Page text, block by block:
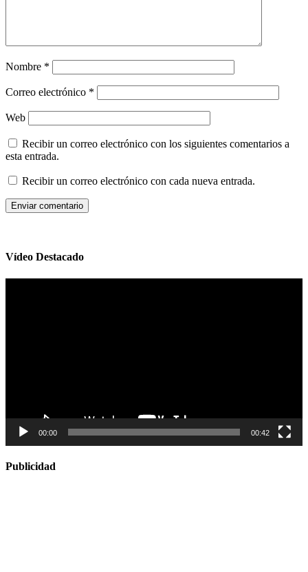
Nombre *
Correo electrónico *
Web
Recibir un correo electrónico con los siguientes comentarios a
esta entrada.
Recibir un correo electrónico con cada nueva entrada.
Vídeo Destacado
00:00 00:42
Publicidad